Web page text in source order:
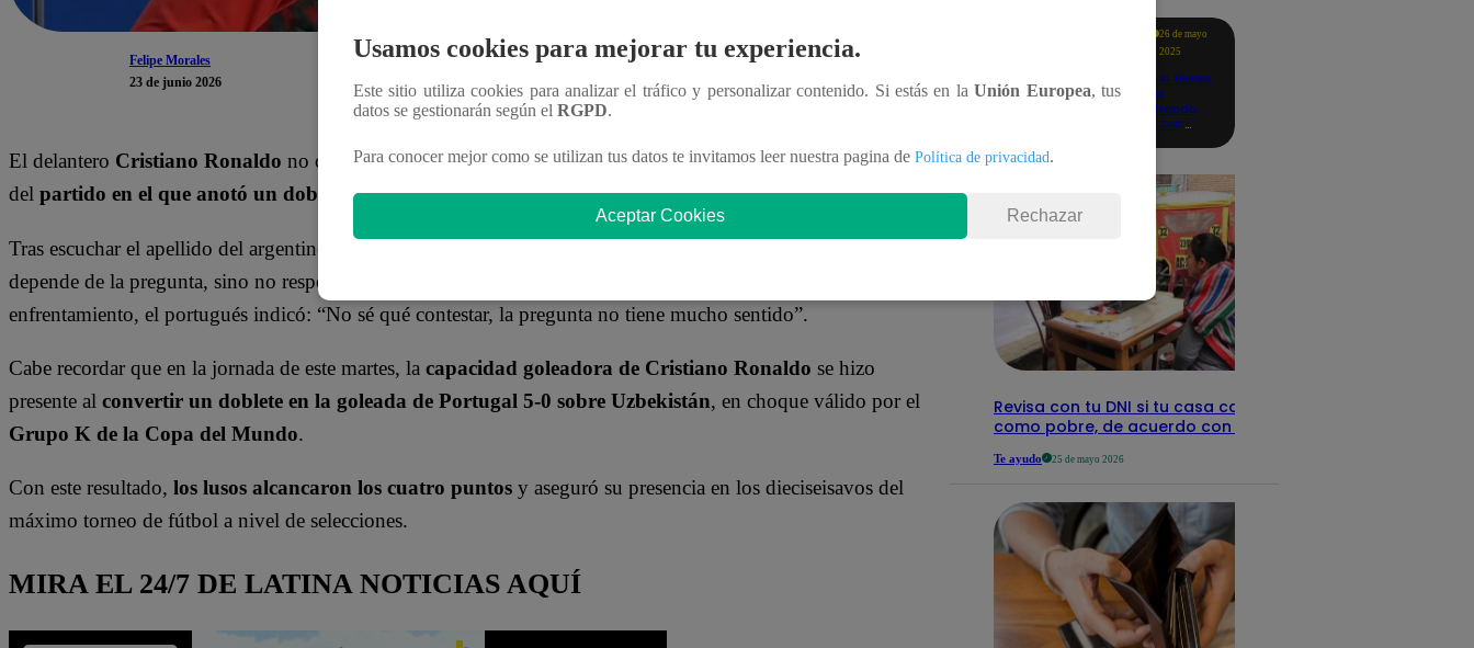
Felipe Morales
23 de junio 2026
El delantero Cristiano Ronaldo no ocultó suincomodidad cuando le mencionaron a Lionel Messial final
del partido en el que anotó un doblete por la Copa del Mundo.
Tras escuchar el apellido del argentino,
depende de la pregunta, sino no respondo”, remarcó. Tras una segunda mención a ‘La Pulga’ y un posible
enfrentamiento, el portugués indicó: “No sé qué contestar, la pregunta no tiene mucho sentido”.
Cabe recordar que en la jornada de este martes, la capacidad goleadora de Cristiano Ronaldo se hizo
presente al convertir un doblete en la goleada de Portugal 5-0 sobre Uzbekistán, en choque válido por el
Grupo K de la Copa del Mundo.
Con este resultado, los lusos alcancaron los cuatro puntos y aseguró su presencia en los dieciseisavos del
máximo torneo de fútbol a nivel de selecciones.
MIRA EL 24/7 DE LATINA NOTICIAS AQUÍ
26 de mayo
2025
Revisa si tienes
deudas
consultando
con tu DNI:
detalles
Revisa con tu DNI si tu casa califica
como pobre, de acuerdo con el Sisfoh
Te ayudo 25 de mayo 2026
Usamos cookies para mejorar tu experiencia.
Este sitio utiliza cookies para analizar el tráfico y personalizar contenido. Si estás en laUnión Europea, tus
datos se gestionarán según el RGPD.
Para conocer mejor como se utilizan tus datos te invitamos leer nuestra pagina de Política de privacidad.
Aceptar Cookies Rechazar